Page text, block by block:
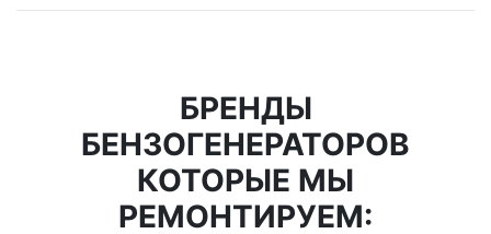
БРЕНДЫ
БЕНЗОГЕНЕРАТОРОВ
КОТОРЫЕ МЫ
РЕМОНТИРУЕМ: